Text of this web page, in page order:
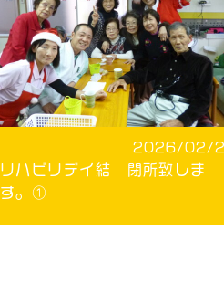
2026/02/
リハビリデイ結 閉所致しま
す。①